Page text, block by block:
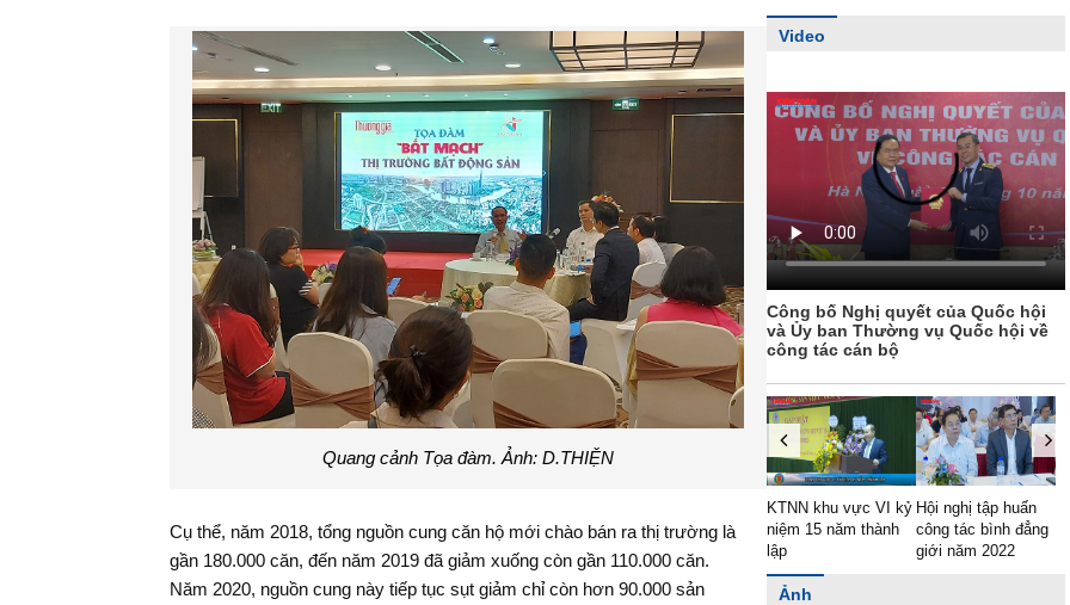
Quang cảnh Tọa đàm. Ảnh: D.THIỆN
Cụ thể, năm 2018, tổng nguồn cung căn hộ mới chào bán ra thị trường là
gần 180.000 căn, đến năm 2019 đã giảm xuống còn gần 110.000 căn.
Năm 2020, nguồn cung này tiếp tục sụt giảm chỉ còn hơn 90.000 sản
Video
Công bố Nghị quyết của Quốc hội
và Ủy ban Thường vụ Quốc hội về
công tác cán bộ
Văn Họa tiếp đoàn
công tác của CAAF
xuất một số cơ chế
chính sách đặc thù
phát triển TP. Buôn
Ma Thuột
thảo luận tại tổ về
kế hoạch phát triển
kinh tế - xã hội năm
2022
niệm 15 năm thành
lập
Hội nghị tập huấn
công tác bình đẳng
giới năm 2022
Kiểm toán nhà nước
tổ chức hội nghị giao
ban công tác tháng
Ảnh